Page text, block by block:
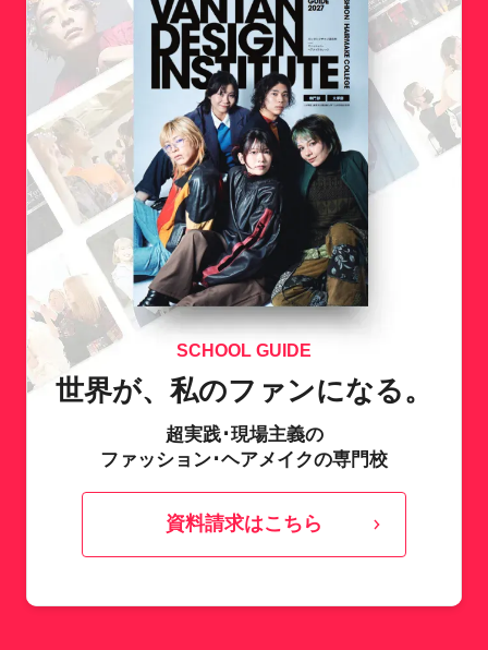
SCHOOL GUIDE
世界が、私のファンになる。
超実践･現場主義の
ファッション･ヘアメイクの専門校
資料請求はこちら